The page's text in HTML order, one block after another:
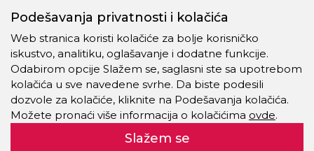
O preduzeću
Kontakt
Pravila o privatnosti
Kolačići
Podešavanja privatnosti i kolačića
Web stranica koristi kolačiće za bolje korisničko
iskustvo, analitiku, oglašavanje i dodatne funkcije.
Odabirom opcije Slažem se, saglasni ste sa upotrebom
kolačića u sve navedene svrhe. Da biste podesili
dozvole za kolačiće, kliknite na Podešavanja kolačića.
Možete pronaći više informacija o kolačićima ovde.
Slažem se